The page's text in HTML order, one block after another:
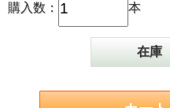
購入数： 本
在庫